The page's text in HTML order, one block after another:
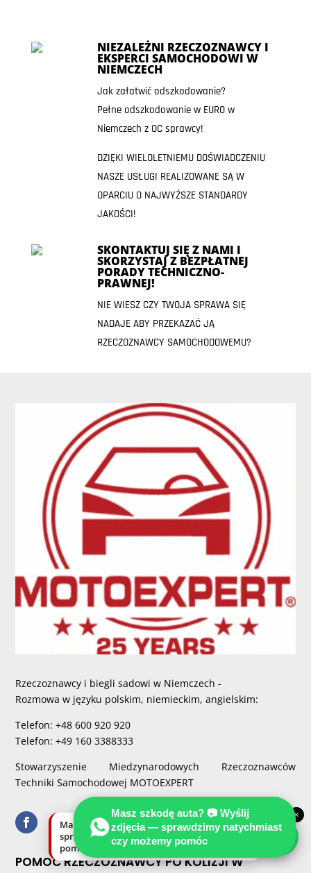
NIEZALEŻNI RZECZOZNAWCY I
EKSPERCI SAMOCHODOWI W
NIEMCZECH
Jak załatwić odszkodowanie?
Pełne odszkodowanie w EURO w
Niemczech z OC sprawcy!
DZIĘKI WIELOLETNIEMU DOŚWIADCZENIU
NASZE USŁUGI REALIZOWANE SĄ W
OPARCIU O NAJWYŻSZE STANDARDY
JAKOŚCI!
SKONTAKTUJ SIĘ Z NAMI I
SKORZYSTAJ Z BEZPŁATNEJ
PORADY TECHNICZNO-
PRAWNEJ!
NIE WIESZ CZY TWOJA SPRAWA SIĘ
NADAJE ABY PRZEKAZAĆ JĄ
RZECZOZNAWCY SAMOCHODOWEMU?
Rzeczoznawcy i biegli sadowi w Niemczech -
Rozmowa w języku polskim, niemieckim, angielskim:
Telefon: +48 600 920 920
Telefon: +49 160 3388333
Stowarzyszenie Miedzynarodowych Rzeczoznawców
Techniki Samochodowej MOTOEXPERT
POMOC RZECZOZNAWCY PO KOLIZJI W
Masz szkodę auta? 📷 Wyślij
zdjęcia — sprawdzimy natychmiast
czy możemy pomóc
×
Masz szkodę auta? Wyślij zdjęcia —
sprawdzimy natychmiast, czy możemy
pomóc.